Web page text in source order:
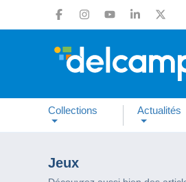
Collections Actualités
Jeux